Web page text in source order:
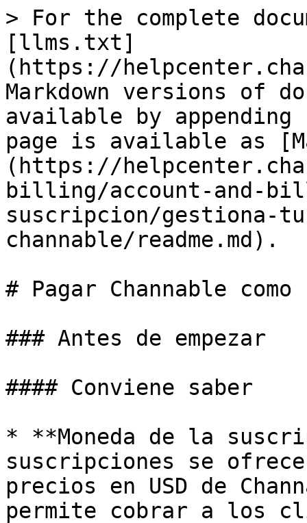
> For the complete
[llms.txt]
(https://
Markdown versions of
available by
page is available as
(https://
billing/account-and-
suscripcion/gestiona-
channable/readme.md).
# Pagar Channable
### Antes de empezar
#### Conviene saber
* **Moneda de la
suscripciones se
precios en USD de
permite cobrar a los